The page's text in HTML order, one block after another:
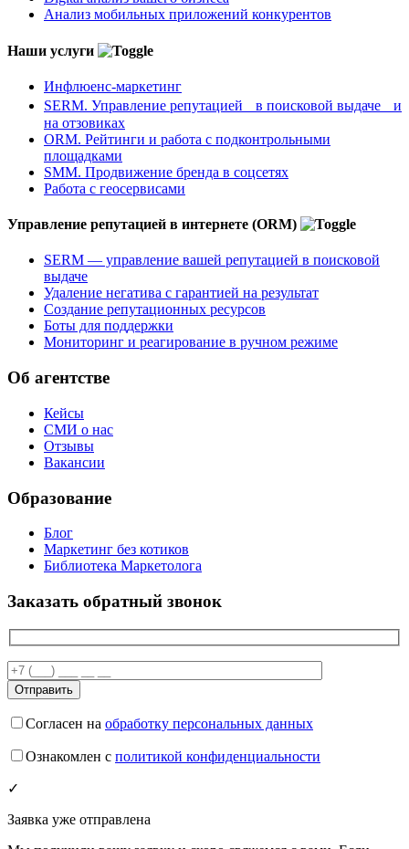
Анализ мобильных приложений конкурентов
Наши услуги
Инфлюенс-маркетинг
SERM. Управление репутацией в поисковой выдаче и
на отзовиках
ORM. Рейтинги и работа с подконтрольными
площадками
SMM. Продвижение бренда в соцсетях
Работа с геосервисами
Управление репутацией в интернете (ORM)
SERM — управление вашей репутацией в поисковой
выдаче
Удаление негатива с гарантией на результат
Создание репутационных ресурсов
Боты для поддержки
Мониторинг и реагирование в ручном режиме
Об агентстве
Кейсы
СМИ о нас
Отзывы
Вакансии
Образование
Блог
Маркетинг без котиков
Библиотека Маркетолога
Заказать обратный звонок
Согласен на обработку персональных данных
Ознакомлен с политикой конфиденциальности
✓
Заявка уже отправлена